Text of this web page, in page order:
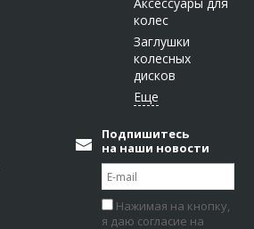
Аксессуары для
колес
Заглушки
колесных
дисков
Подпишитесь
на наши новости
Нажимая на кнопку,
я даю согласие на